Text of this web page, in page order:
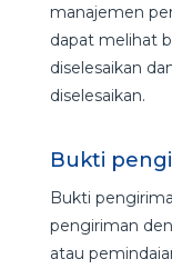
manajemen
dapat melihat
diselesaikan
diselesaikan.
Bukti
Bukti
pengiriman
atau